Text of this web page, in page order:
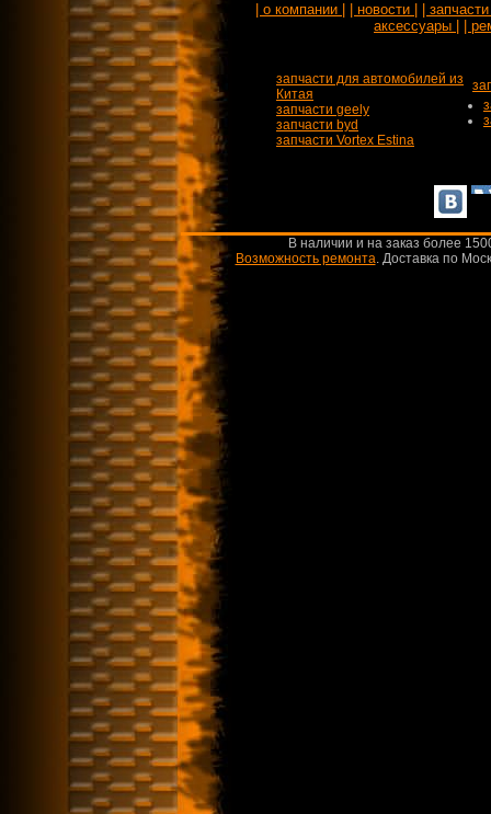
| о компании | | новости |
|
аксессуары |
|
запчасти для автомобилей из
Китая
запчасти geely
запчасти byd
запчасти Vortex Estina
В наличии и на заказ более
Возможность ремонта.Доставка по